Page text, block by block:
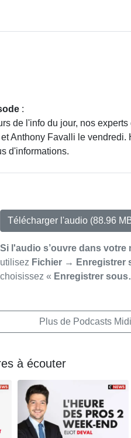
:
de l'info du jour, nos
Anthony Favalli le vendredi.
d'informations.
Télécharger l'audio (88.96
Si l'audio s’ouvre dans
utilisez Fichier → Enregistrer
choisissez « Enregistrer
Plus de Podcasts
à écouter